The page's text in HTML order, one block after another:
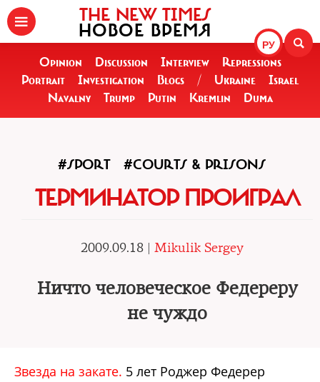
РУ
THE NEW TIMES
НОВОЕ ВРЕМЯ
Opinion Discussion Interview
Repressions
Portrait
Investigation Blogs / Ukraine
Israel
Navalny
Trump Putin Kremlin Duma
#SPORT #COURTS & PRISONS
ТЕРМИНАТОР ПРОИГРАЛ
2009.09.18 | Mikulik Sergey
Ничто человеческое Федереру
не чуждо
Звезда на закате. 5 лет Роджер Федерер